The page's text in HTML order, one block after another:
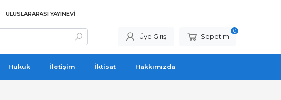
ULUSLARARASI YAYINEVI
Üye Girişi Sepetim
0
Hukuk İletişim İktisat Hakkımızda